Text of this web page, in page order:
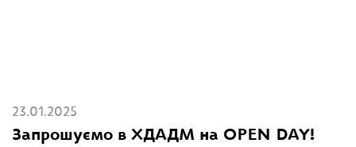
23.01.2025
Запрошуємо в ХДАДМ на OPEN DAY!